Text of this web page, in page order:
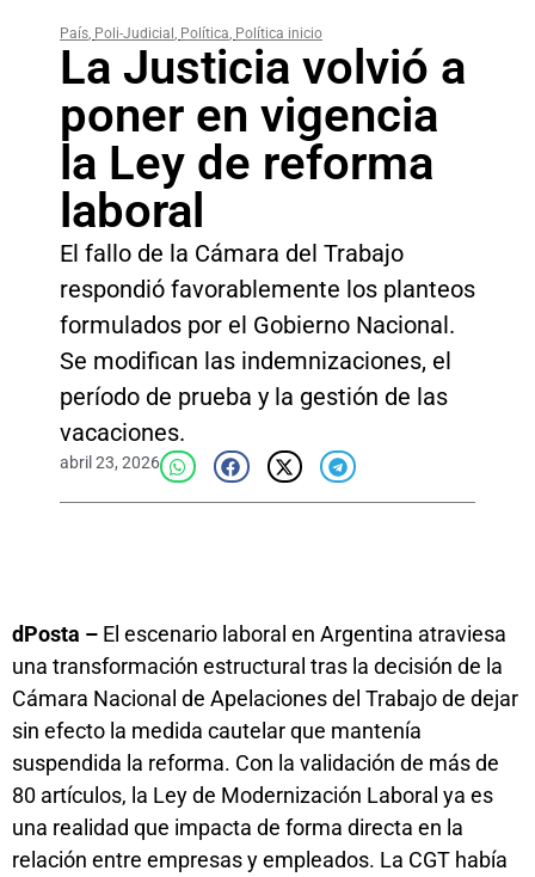
País, Poli-Judicial , Política, Política inicio
La Justicia volvió a
poner en vigencia
la Ley de reforma
laboral
El fallo de la Cámara del Trabajo
respondió favorablemente los planteos
formulados por el Gobierno Nacional.
Se modifican las indemnizaciones, el
período de prueba y la gestión de las
vacaciones.
abril 23, 2026
dPosta – El escenario laboral en Argentina atraviesa
una transformación estructural tras la decisión de la
Cámara Nacional de Apelaciones del Trabajo de dejar
sin efecto la medida cautelar que mantenía
suspendida la reforma. Con la validación de más de
80 artículos, la Ley de Modernización Laboral ya es
una realidad que impacta de forma directa en la
relación entre empresas y empleados. La CGT había